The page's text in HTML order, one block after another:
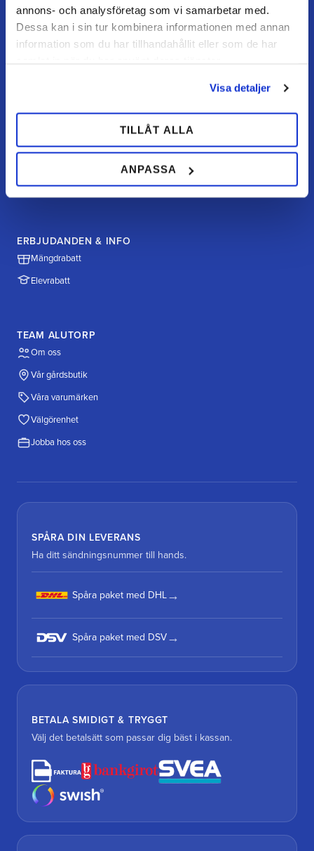
annons- och analysföretag som vi samarbetar med.
Dessa kan i sin tur kombinera informationen med annan
information som du har tillhandahållit eller som de har
Visa detaljer
TILLÅT ALLA
ANPASSA
Reklamation
Köpvillkor
Policy & cookies
ERBJUDANDEN & INFO
Mängdrabatt
Elevrabatt
TEAM ALUTORP
Om oss
Vår gårdsbutik
Våra varumärken
Välgörenhet
Jobba hos oss
SPÅRA DIN LEVERANS
Ha ditt sändningsnummer till hands.
Spåra paket med DHL
Spåra paket med DSV
BETALA SMIDIGT & TRYGGT
Välj det betalsätt som passar dig bäst i kassan.